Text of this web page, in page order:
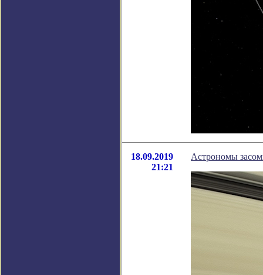
18.09.2019
21:21
Астрономы